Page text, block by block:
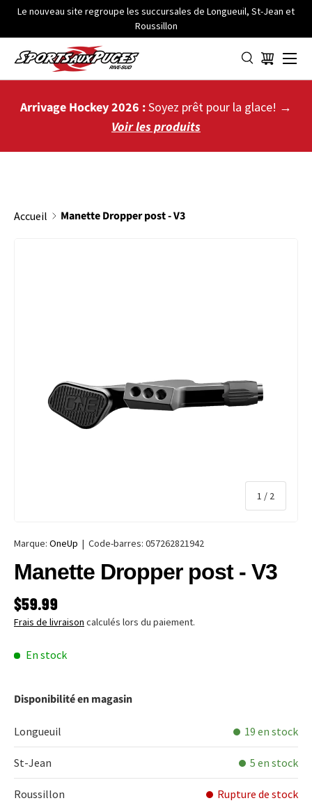
ALLER AU CONTENU
Le nouveau site regroupe les succursales de Longueuil, St-Jean et
Roussillon
Panier
Menu
Arrivage Hockey 2026 :Soyez prêt pour la glace! →
Voir les produits
Accueil Manette Dropper post - V3
1 / de
2
Marque: OneUp | Code-barres: 057262821942
Manette Dropper post - V3
PRIX HABITUEL
$59.99
Frais de livraison calculés lors du paiement.
En stock
Disponibilité en magasin
Longueuil 19 en stock
St-Jean 5 en stock
Roussillon Rupture de stock